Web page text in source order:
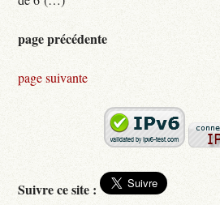
page précédente
page suivante
Suivre ce site :